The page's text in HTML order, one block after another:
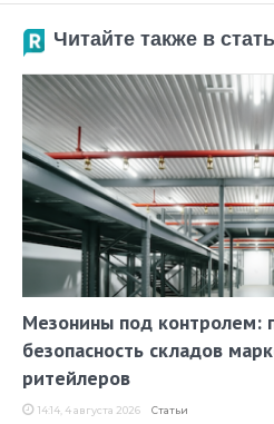
Читайте также в
Мезонины под контролем:
безопасность складов
ритейлеров
14:14, 4 августа 2026 Статьи